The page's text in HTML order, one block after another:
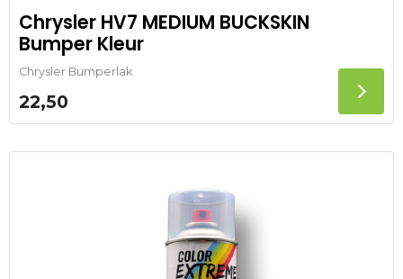
Chrysler HV7 MEDIUM BUCKSKIN
Bumper Kleur
Chrysler Bumperlak
22,50